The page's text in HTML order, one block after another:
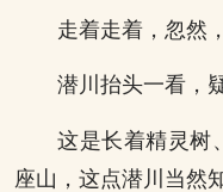
走着走着，忽然
潜川抬头一看，
这是长着精灵树
座山，这点潜川当然